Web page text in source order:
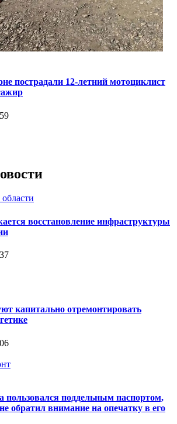
пострадали 12-летний мотоциклист
восстановление инфраструктуры
капитально отремонтировать
пользовался поддельным паспортом,
обратил внимание на опечатку в его